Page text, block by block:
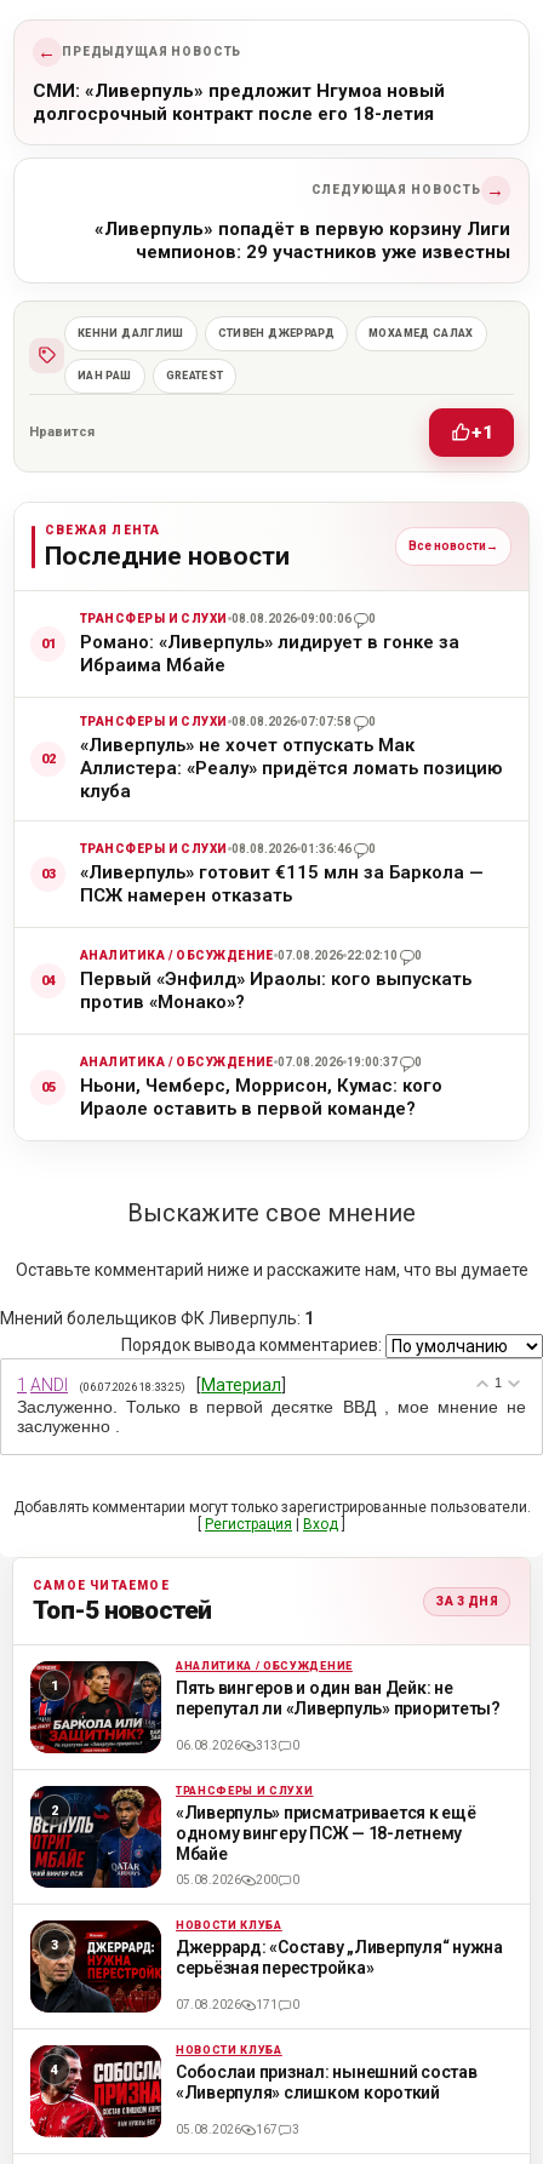
← ПРЕДЫДУЩАЯ НОВОСТЬ
СМИ: «Ливерпуль» предложит Нгумоа новый
долгосрочный контракт после его 18-летия
СЛЕДУЮЩАЯ НОВОСТЬ
→
«Ливерпуль» попадёт в первую корзину Лиги
чемпионов: 29 участников уже известны
КЕННИ ДАЛГЛИШ СТИВЕН ДЖЕРРАРД МОХАМЕД САЛАХ
ИАН РАШ GREATEST
Нравится +1
СВЕЖАЯ ЛЕНТА
Последние новости Все новости→
ТРАНСФЕРЫ И СЛУХИ 08.08.2026 09:00:06 0
Романо: «Ливерпуль» лидирует в гонке за
Ибраима Мбайе
ТРАНСФЕРЫ И СЛУХИ 08.08.2026 07:07:58 0
«Ливерпуль» не хочет отпускать Мак
Аллистера: «Реалу» придётся ломать позицию
клуба
ТРАНСФЕРЫ И СЛУХИ 08.08.2026 01:36:46 0
«Ливерпуль» готовит €115 млн за Баркола —
ПСЖ намерен отказать
АНАЛИТИКА / ОБСУЖДЕНИЕ 07.08.2026 22:02:10 0
Первый «Энфилд» Ираолы: кого выпускать
против «Монако»?
АНАЛИТИКА / ОБСУЖДЕНИЕ 07.08.2026 19:00:37 0
Ньони, Чемберс, Моррисон, Кумас: кого
Ираоле оставить в первой команде?
Выскажите свое мнение
Оставьте комментарий ниже и расскажите нам, что вы думаете
Мнений болельщиков ФК Ливерпуль: 1
Порядок вывода комментариев:
1
1 ANDI (06.07.2026 18:33:25) [Материал
Заслуженно. Только в первой десятке ВВД , мое мнение не
заслуженно .
Добавлять комментарии могут только зарегистрированные пользователи.
Регистрация Вход
САМОЕ ЧИТАЕМОЕ
Топ-5 новостей ЗА 3 ДНЯ
ML АНАЛИТИКА / ОБСУЖДЕНИЕ
Пять вингеров и один ван Дейк: не
перепутал ли «Ливерпуль» приоритеты?
06.08.2026 313 0
ML ТРАНСФЕРЫ И СЛУХИ
«Ливерпуль» присматривается к ещё
одному вингеру ПСЖ — 18-летнему
Мбайе
05.08.2026 200 0
ML НОВОСТИ КЛУБА
Джеррард: «Составу „Ливерпуля“ нужна
серьёзная перестройка»
07.08.2026 171 0
ML НОВОСТИ КЛУБА
Собослаи признал: нынешний состав
«Ливерпуля» слишком короткий
05.08.2026 167 3